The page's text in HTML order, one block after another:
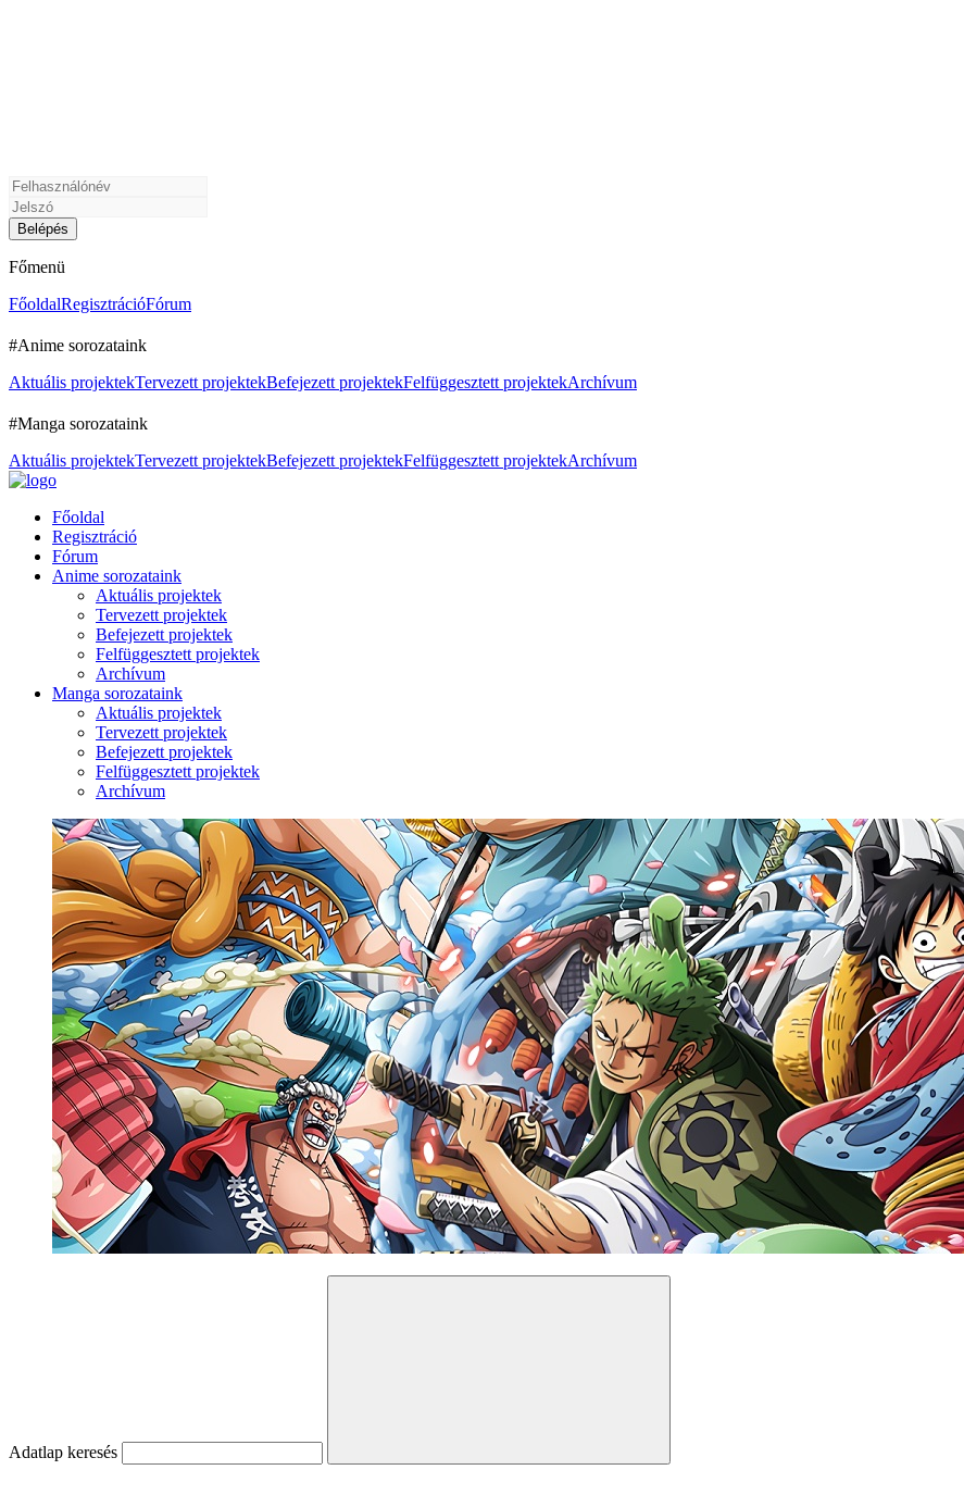
Főmenü
FőoldalRegisztrációFórum
#Anime sorozataink
Aktuális projektekTervezett projektekBefejezett projektekFelfüggesztett projektekArchívum
#Manga sorozataink
Aktuális projektekTervezett projektekBefejezett projektekFelfüggesztett projektekArchívum
Főoldal
Regisztráció
Fórum
Anime sorozataink
Aktuális projektek
Tervezett projektek
Befejezett projektek
Felfüggesztett projektek
Archívum
Manga sorozataink
Aktuális projektek
Tervezett projektek
Befejezett projektek
Felfüggesztett projektek
Archívum
Adatlap keresés